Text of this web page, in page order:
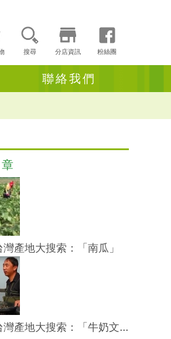
搜尋 分店資訊 粉絲團
聯絡我們
產地大搜索：「南瓜」
灣產地大搜索：「牛奶文...